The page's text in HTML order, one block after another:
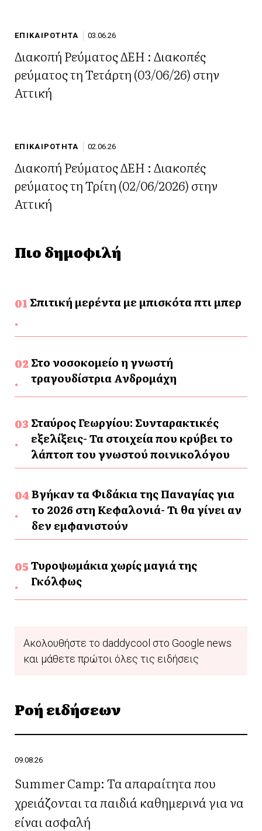
ΕΠΙΚΑΙΡΟΤΗΤΑ 03.06.26
Διακοπή Ρεύματος ΔΕΗ : Διακοπές
ρεύματος τη Τετάρτη (03/06/26) στην
Αττική
ΕΠΙΚΑΙΡΟΤΗΤΑ 02.06.26
Διακοπή Ρεύματος ΔΕΗ : Διακοπές
ρεύματος τη Τρίτη (02/06/2026) στην
Αττική
Πιο δημοφιλή
Σπιτική μερέντα με μπισκότα πτι μπερ
Στο νοσοκομείο η γνωστή
τραγουδίστρια Ανδρομάχη
Σταύρος Γεωργίου: Συνταρακτικές
εξελίξεις- Τα στοιχεία που κρύβει το
λάπτοπ του γνωστού ποινικολόγου
Βγήκαν τα Φιδάκια της Παναγίας για
το 2026 στη Κεφαλονιά- Τι θα γίνει αν
δεν εμφανιστούν
Τυροψωμάκια χωρίς μαγιά της
Γκόλφως
Ακολουθήστε το daddycool στο Google news
και μάθετε πρώτοι όλες τις ειδήσεις
Ροή ειδήσεων
09.08.26
Summer Camp: Τα απαραίτητα που
χρειάζονται τα παιδιά καθημερινά για να
είναι ασφαλή